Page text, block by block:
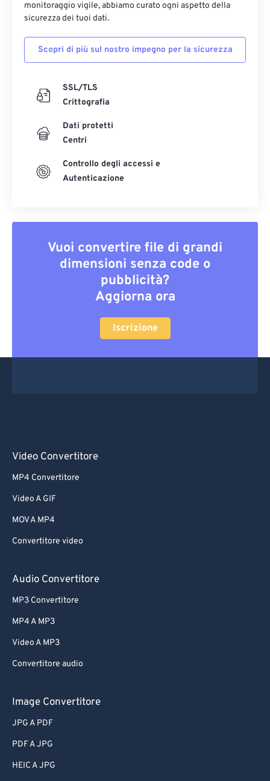
monitoraggio vigile, abbiamo curato ogni aspetto della
sicurezza dei tuoi dati.
Scopri di più sul nostro impegno per la sicurezza
SSL/TLS
Crittografia
Dati protetti
Centri
Controllo degli accessi e
Autenticazione
Vuoi convertire file di grandi
dimensioni senza code o
pubblicità?
Aggiorna ora
Iscrizione
Video Convertitore
MP4 Convertitore
Video A GIF
MOV A MP4
Convertitore video
Audio Convertitore
MP3 Convertitore
MP4 A MP3
Video A MP3
Convertitore audio
Image Convertitore
JPG A PDF
PDF A JPG
HEIC A JPG